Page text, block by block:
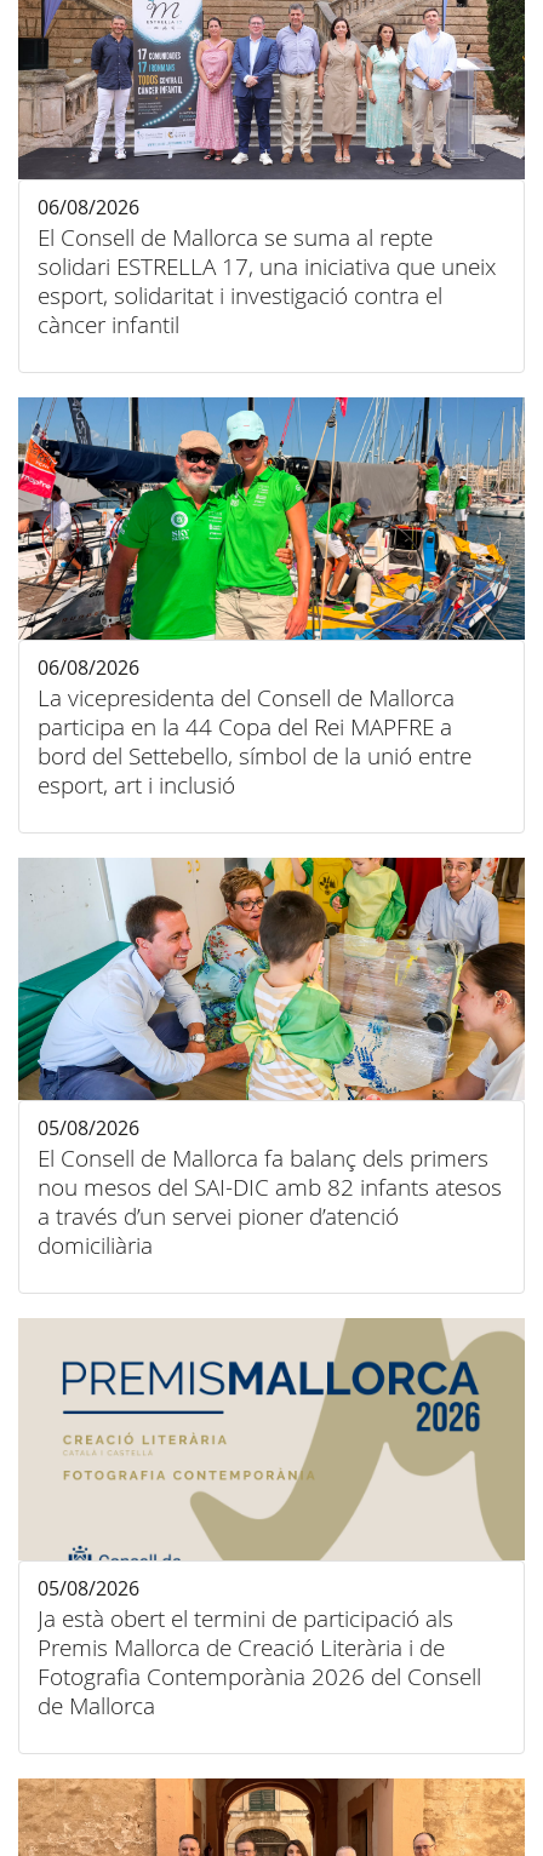
El Consell de Mallorca se suma al repte
solidari ESTRELLA 17, una iniciativa que uneix
esport, solidaritat i investigació contra el
càncer infantil
06/08/2026
La vicepresidenta del Consell de Mallorca
participa en la 44 Copa del Rei MAPFRE a
bord del Settebello, símbol de la unió entre
esport, art i inclusió
06/08/2026
El Consell de Mallorca fa balanç dels primers
nou mesos del SAI-DIC amb 82 infants atesos
a través d’un servei pioner d’atenció
domiciliària
05/08/2026
Ja està obert el termini de participació als
Premis Mallorca de Creació Literària i de
Fotografia Contemporània 2026 del Consell
de Mallorca
05/08/2026